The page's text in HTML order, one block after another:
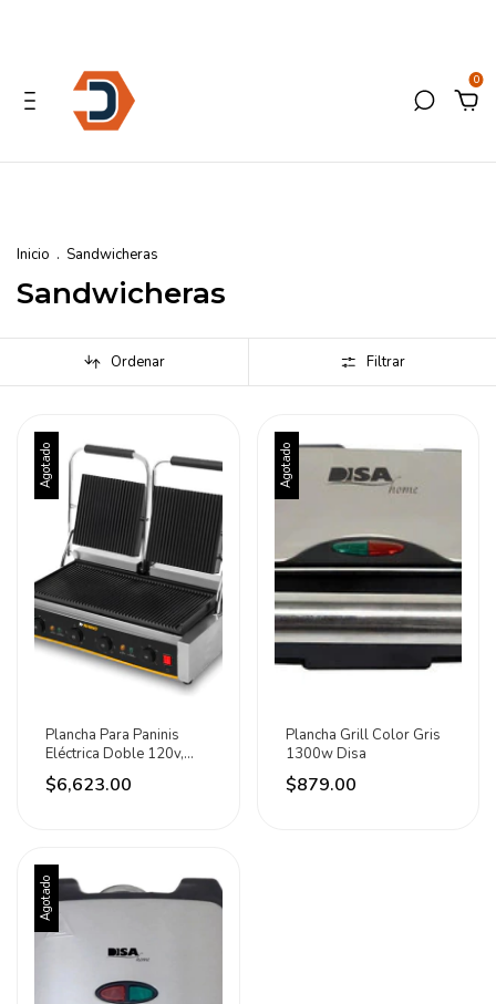
0
Inicio . Sandwicheras
Sandwicheras
Ordenar Filtrar
Agotado
Plancha Para Paninis
Eléctrica Doble 120v,
3600w Rhino Gris
$6,623.00
Agotado
Plancha Grill Color Gris
1300w Disa
$879.00
Agotado